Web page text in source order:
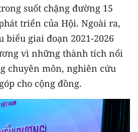
nghệ
suốt chặng đường 15
triển của Hội. Ngoài ra,
biểu giai đoạn 2021-2026
vì những thành tích nổi
chuyên môn, nghiên cứu
cho cộng đồng.